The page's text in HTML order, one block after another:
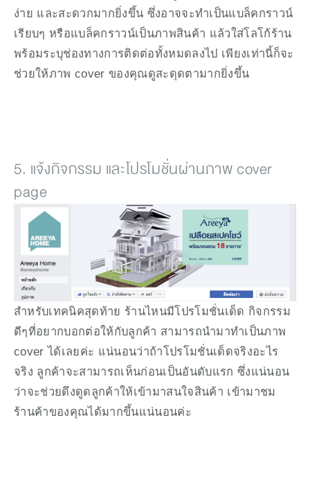
ง่าย และสะดวกมากยิ่งขึ้น ซึ่งอาจจะทำเป็นแบล็คกราวน์
เรียบๆ หรือแบล็คกราวน์เป็นภาพสินค้า แล้วใส่โลโก้ร้าน
พร้อมระบุช่องทางการติดต่อทั้งหมดลงไป เพียงเท่านี้ก็จะ
ช่วยให้ภาพ cover ของคุณดูสะดุดตามากยิ่งขึ้น
5. แจ้งกิจกรรม และโปรโมชั่นผ่านภาพ cover
page
สำหรับเทคนิคสุดท้าย ร้านไหนมีโปรโมชั่นเด็ด กิจกรรม
ดีๆที่อยากบอกต่อให้กับลูกค้า สามารถนำมาทำเป็นภาพ
cover ได้เลยค่ะ แน่นอนว่าถ้าโปรโมชั่นเด็ดจริงอะไร
จริง ลูกค้าจะสามารถเห็นก่อนเป็นอันดับแรก ซึ่งแน่นอน
ว่าจะช่วยดึงดูดลูกค้าให้เข้ามาสนใจสินค้า เข้ามาชม
ร้านค้าของคุณได้มากขึ้นแน่นอนค่ะ